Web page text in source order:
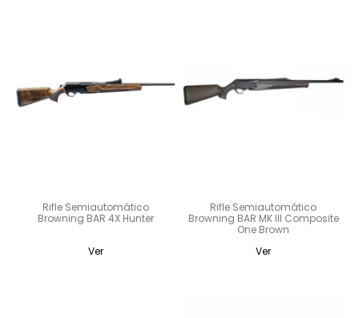
Rifle Semiautomático
Browning BAR 4X Hunter
Ver
Rifle Semiautomático
Browning BAR MK III Composite
One Brown
Ver